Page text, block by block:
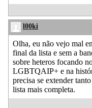
l00ki
Olha, eu não vejo mal
final da lista e sem a
sobre heteros focando
LGBTQAIP+ e na
precisa se extender
lista mais completa.